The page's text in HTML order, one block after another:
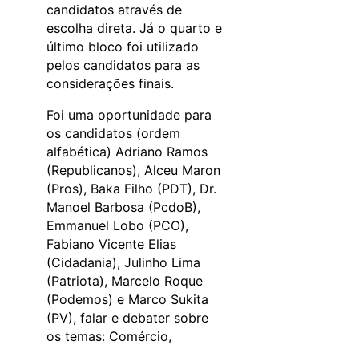
candidatos através de
escolha direta. Já o quarto e
último bloco foi utilizado
pelos candidatos para as
considerações finais.
Foi uma oportunidade para
os candidatos (ordem
alfabética) Adriano Ramos
(Republicanos), Alceu Maron
(Pros), Baka Filho (PDT), Dr.
Manoel Barbosa (PcdoB),
Emmanuel Lobo (PCO),
Fabiano Vicente Elias
(Cidadania), Julinho Lima
(Patriota), Marcelo Roque
(Podemos) e Marco Sukita
(PV), falar e debater sobre
os temas: Comércio,